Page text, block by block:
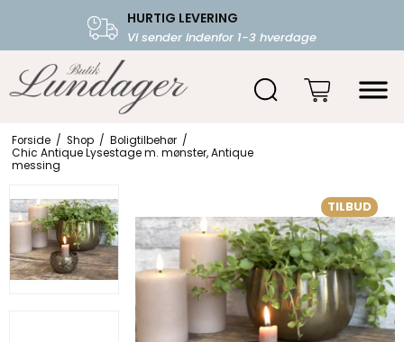
HURTIG LEVERING
Vi sender indenfor 1-3 hverdage
FRI FRAGT OVER 599.-
Starter fra 39,-
Forside / Shop / Boligtilbehør /
Chic Antique Lysestage m. mønster, Antique
messing
TILBUD